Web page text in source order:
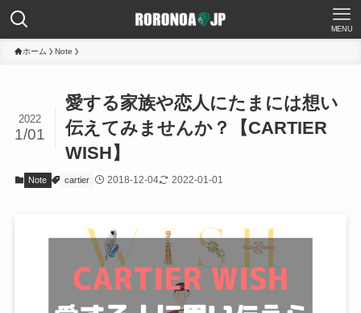
MENU
ホーム Note
愛する家族や恋人にたまには想い
伝えてみませんか？【CARTIER
WISH】
2022
1/01
Note cartier 2018-12-04 2022-01-01